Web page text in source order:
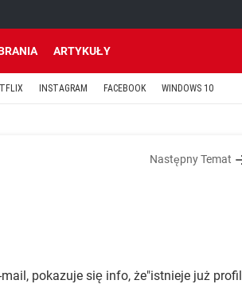
ARTYKUŁY
INSTAGRAM FACEBOOK WINDOWS 10
Następny Temat
pokazuje się info, że"istnieje już profil